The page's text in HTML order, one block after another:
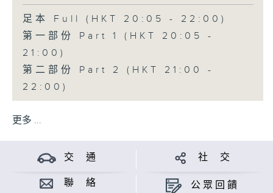
足本 Full (HKT 20:05 - 22:00)
第一部份 Part 1 (HKT 20:05 -
21:00)
第二部份 Part 2 (HKT 21:00 -
22:00)
更多 ...
交 通 社 交
聯 絡 公眾回饋